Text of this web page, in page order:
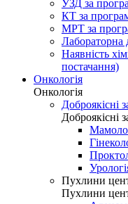
УЗД за
КТ за
МРТ за
Лабораторна
Наявність
постачання)
Онкологія
Онкологія
Доброякісні
Доброякісні
Пухлини
Пухлини